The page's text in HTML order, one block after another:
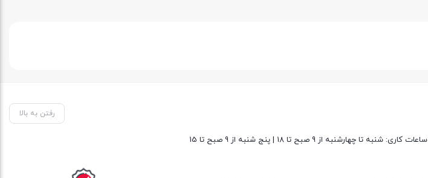
رفتن به بالا
ساعات کاری: شنبه تا چهارشنبه از 9 صبح تا 18 | پنج شنبه از 9 صبح تا 15